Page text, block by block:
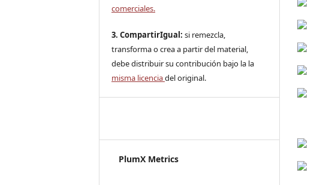
comerciales.
3. CompartirIgual:si remezcla,
transforma o crea a partir del material,
debe distribuir su contribución bajo la la
misma licenciadel original.
PlumX Metrics